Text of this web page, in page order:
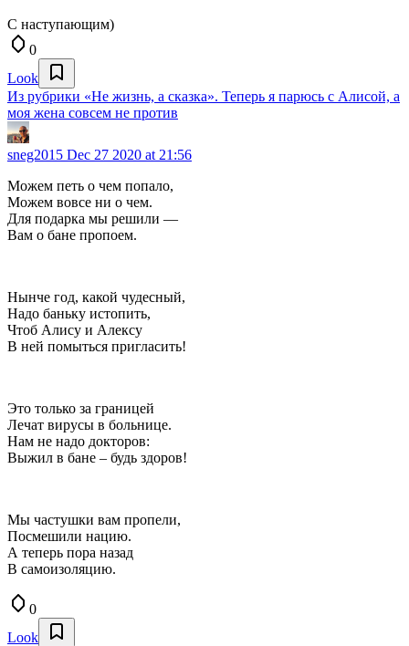
С наступающим)
0
Look
Из рубрики «Не жизнь, а сказка». Теперь я парюсь с Алисой, а
моя жена совсем не против
sneg2015 Dec 27 2020 at 21:56
Можем петь о чем попало,
Можем вовсе ни о чем.
Для подарка мы решили —
Вам о бане пропоем.
Нынче год, какой чудесный,
Надо баньку истопить,
Чтоб Алису и Алексу
В ней помыться пригласить!
Это только за границей
Лечат вирусы в больнице.
Нам не надо докторов:
Выжил в бане – будь здоров!
Мы частушки вам пропели,
Посмешили нацию.
А теперь пора назад
В самоизоляцию.
0
Look